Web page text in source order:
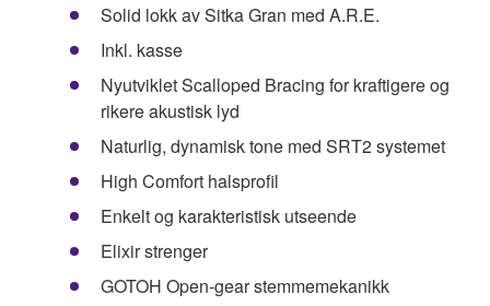
Solid lokk av Sitka Gran med A.R.E.
Inkl. kasse
Nyutviklet Scalloped Bracing for kraftigere og
rikere akustisk lyd
Naturlig, dynamisk tone med SRT2 systemet
High Comfort halsprofil
Enkelt og karakteristisk utseende
Elixir strenger
GOTOH Open-gear stemmemekanikk